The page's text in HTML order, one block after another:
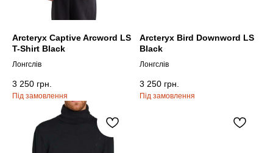
Arcteryx Captive Arcword LS
T-Shirt Black
Лонгслів
3 250 грн.
Arcteryx Bird Downword LS
Black
Лонгслів
3 250 грн.
ROA
ROA
SALOMON
SALOMON
SNOW PEAK
SNOW PEAK